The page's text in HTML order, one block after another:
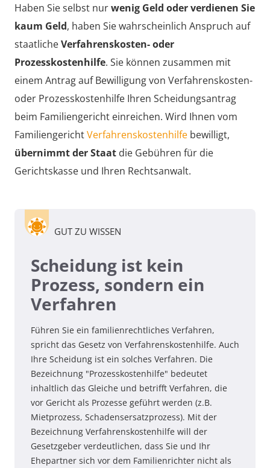
Haben Sie selbst nurwenig Geld oder verdienen Sie
kaum Geld, haben Sie wahrscheinlich Anspruch auf
staatlicheVerfahrenskosten- oder
Prozesskostenhilfe. Sie können zusammen mit
einem Antrag auf Bewilligung von Verfahrenskosten-
oder Prozesskostenhilfe Ihren Scheidungsantrag
beim Familiengericht einreichen. Wird Ihnen vom
FamiliengerichtVerfahrenskostenhilfe bewilligt,
übernimmt der Staat die Gebühren für die
Gerichtskasse und Ihren Rechtsanwalt.
GUT ZU WISSEN
Scheidung ist kein
Prozess, sondern ein
Verfahren
Führen Sie ein familienrechtliches Verfahren,
spricht das Gesetz von Verfahrenskostenhilfe. Auch
Ihre Scheidung ist ein solches Verfahren. Die
Bezeichnung "Prozesskostenhilfe" bedeutet
inhaltlich das Gleiche und betrifft Verfahren, die
vor Gericht als Prozesse geführt werden (z.B.
Mietprozess, Schadensersatzprozess). Mit der
Bezeichnung Verfahrenskostenhilfe will der
Gesetzgeber verdeutlichen, dass Sie und Ihr
Ehepartner sich vor dem Familienrichter nicht als